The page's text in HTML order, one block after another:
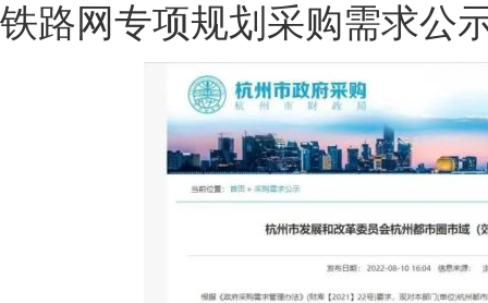
铁路网专项规划采购需求公